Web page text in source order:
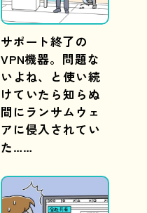
サポート終了の
VPN機器。問題な
いよね、と使い続
けていたら知らぬ
間にランサムウェ
アに侵入されてい
た……